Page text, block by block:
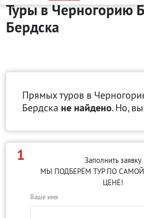
Туры в Черногорию
Бердска
Прямых туров в
Бердска не найдено. Но, вы
1
Заполнить заявку
МЫ ПОДБЕРЁМ ТУР ПО САМОЙ
ЦЕНЕ!
Ваше имя